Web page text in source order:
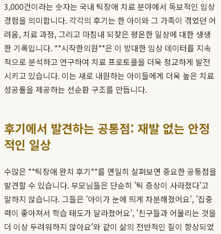
3,000건이라는 숫자는 국내 틱장애 치료 분야에서 독보적인 임상
경험을 의미합니다. 각각의 후기는 한 아이와 그 가족이 겪었던 어
려움, 치료 과정, 그리고 마침내 되찾은 평온한 일상에 대한 생생
한 기록입니다. **시작한의원**은 이 방대한 임상 데이터를 지속
적으로 분석하고 연구하여 치료 프로토콜을 더욱 정교하게 발전
시키고 있습니다. 이는 새로 내원하는 아이들에게 더욱 높은 치료
성공률을 제공하는 선순환 구조를 만듭니다.
후기에서 발견하는 공통점: 재발 없는 안정
적인 일상
수많은 **틱장애 완치 후기**를 면밀히 살펴보면 중요한 공통점을
발견할 수 있습니다. 부모님들은 단순히 '틱 증상이 사라졌다'고
말하지 않습니다. 그들은 '아이가 눈에 띄게 차분해졌어요', '집중
력이 좋아져서 학습 태도가 달라졌어요', '친구들과 어울리는 것을
더 이상 두려워하지 않아요'와 같이 삶의 전반적인 질이 향상되었